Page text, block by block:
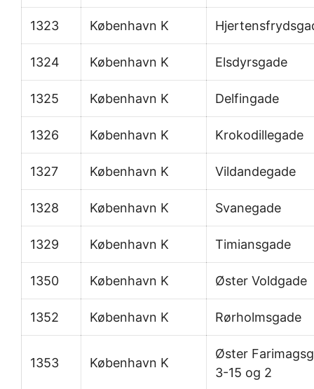
1323 København K
1324 København K Elsdyrsgade
1325 København K Delfingade
1326 København K Krokodillegade
1327 København K Vildandegade
1328 København K Svanegade
1329 København K Timiansgade
1350 København K Øster Voldgade
1352 København K Rørholmsgade
1353 København K
Øster
3-15 og 2